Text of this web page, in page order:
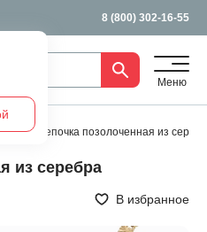
8 (800) 302-16-55
Меню
Цепочка позолоченная из
из серебра
В избранное